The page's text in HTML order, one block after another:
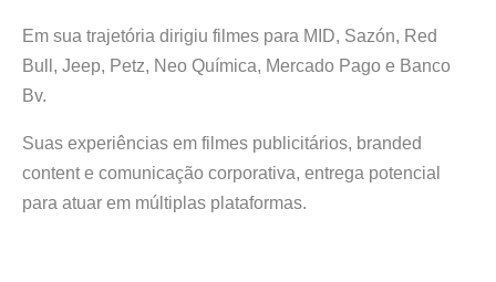
Em sua trajetória dirigiu filmes para MID, Sazón, Red
Bull, Jeep, Petz, Neo Química, Mercado Pago e Banco
Bv.
Suas experiências em filmes publicitários, branded
content e comunicação corporativa, entrega potencial
para atuar em múltiplas plataformas.